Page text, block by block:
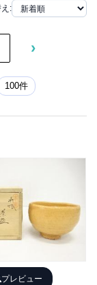
:
›
100件
プレビュー